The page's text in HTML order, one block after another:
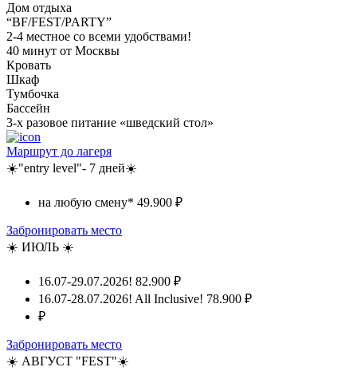
Дом отдыха
“BF/FEST/PARTY”
2-4 местное со всеми удобствами!
40 минут от Москвы
Кровать
Шкаф
Тумбочка
Бассейн
3-х разовое питание «шведский стол»
Маршрут до лагеря
☀️"entry level"- 7 дней☀️
на любую смену* 49.900 ₽
Забронировать место
☀️ ИЮЛЬ ☀️
16.07-29.07.2026! 82.900 ₽
16.07-28.07.2026! All Inclusive! 78.900 ₽
₽
Забронировать место
☀️ АВГУСТ "FEST"☀️